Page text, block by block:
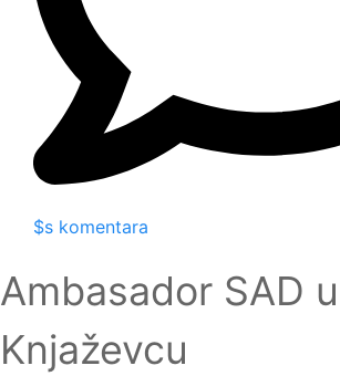
$s komentara
Ambasador SAD
Knjaževcu